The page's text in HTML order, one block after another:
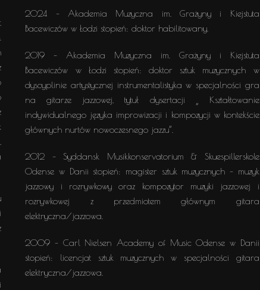
2024 – Akademia Muzyczna im. Grażyny i Kiejstuta
Bacewiczów w Łodzi stopień: doktor habilitowany.
2019 – Akademia Muzyczna im. Grażyny i Kiejstuta
Bacewiczów w Łodzi stopień: doktor sztuk muzycznych w
dyscyplinie artystycznej instrumentalistyka w specjalności gra
na gitarze jazzowej, tytuł dysertacji „ Kształtowanie
indywidualnego języka improwizacji i kompozycji w kontekście
głównych nurtów nowoczesnego jazzu”.
2012 – Syddansk Musikkonservatorium & Skuespillerskole
Odense w Danii stopień: magister sztuk muzycznych – muzyk
jazzowy i rozrywkowy oraz kompozytor muzyki jazzowej i
rozrywkowej z przedmiotem głównym gitara
elektryczna/jazzowa.
2009 – Carl Nielsen Academy of Music Odense w Danii
stopień: licencjat sztuk muzycznych w specjalności gitara
elektryczna/jazzowa.